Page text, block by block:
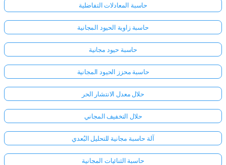
حاسبة المعادلات التفاضلية
حاسبة زاوية الحيود المجانية
حاسبة حيود مجانية
حاسبة محزز الحيود المجانية
حلال معدل الانتشار الحر
حلال التخفيف المجاني
آلة حاسبة مجانية للتحليل البُعدي
حاسبة الثنائيات المجانية